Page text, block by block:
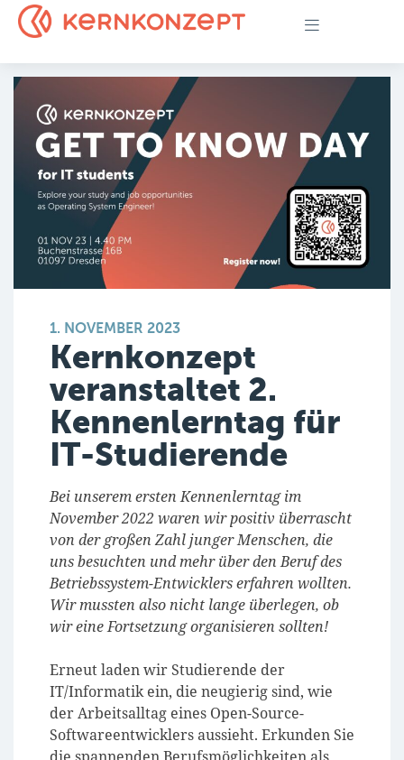
1. NOVEMBER 2023
Kernkonzept
veranstaltet 2.
Kennenlerntag für
IT-Studierende
Bei unserem ersten Kennenlerntag im
November 2022 waren wir positiv überrascht
von der großen Zahl junger Menschen, die
uns besuchten und mehr über den Beruf des
Betriebssystem-Entwicklers erfahren wollten.
Wir mussten also nicht lange überlegen, ob
wir eine Fortsetzung organisieren sollten!
Erneut laden wir Studierende der
IT/Informatik ein, die neugierig sind, wie
der Arbeitsalltag eines Open-Source-
Softwareentwicklers aussieht. Erkunden Sie